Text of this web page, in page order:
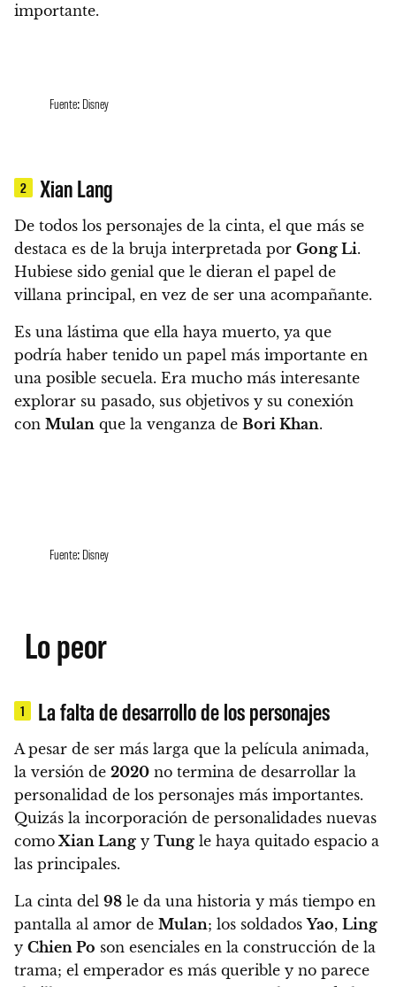
importante.
Fuente: Disney
2 Xian Lang
De todos los personajes de la cinta, el que más se
destaca es de la bruja interpretada por Gong Li.
Hubiese sido genial que le dieran el papel de
villana principal, en vez de ser una acompañante.
Es una lástima que ella haya muerto, ya que
podría haber tenido un papel más importante en
una posible secuela. Era mucho más interesante
explorar su pasado, sus objetivos y su conexión
con Mulan que la venganza de Bori Khan.
Fuente: Disney
Lo peor
1 La falta de desarrollo de los personajes
A pesar de ser más larga que la película animada,
la versión de 2020 no termina de desarrollar la
personalidad de los personajes más importantes.
Quizás la incorporación de personalidades nuevas
como Xian Lang y Tung le haya quitado espacio a
las principales.
La cinta del 98 le da una historia y más tiempo en
pantalla al amor de Mulan; los soldadosYao, Ling
y Chien Po son esenciales en la construcción de la
trama; el emperador es más querible y no parece